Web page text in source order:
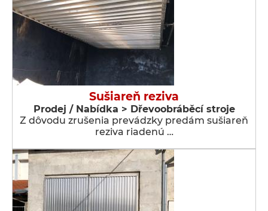
Sušiareň reziva
Prodej / Nabídka > Dřevoobráběcí stroje
Z dôvodu zrušenia prevádzky predám sušiareň
reziva riadenú …